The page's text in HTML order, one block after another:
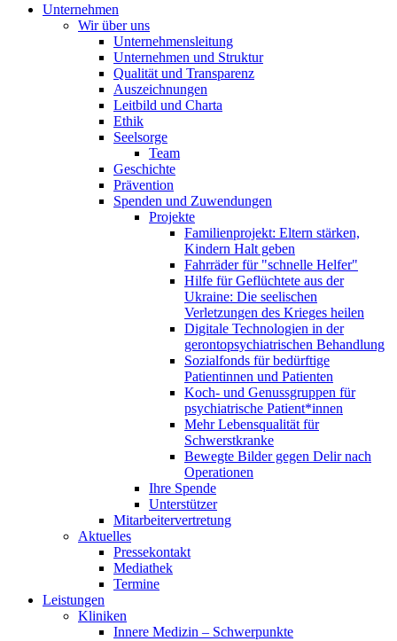
Unternehmen
Wir über uns
Unternehmensleitung
Unternehmen und Struktur
Qualität und Transparenz
Auszeichnungen
Leitbild und Charta
Ethik
Seelsorge
Team
Geschichte
Prävention
Spenden und Zuwendungen
Projekte
Familienprojekt: Eltern stärken,
Kindern Halt geben
Fahrräder für "schnelle Helfer"
Hilfe für Geflüchtete aus der
Ukraine: Die seelischen
Verletzungen des Krieges heilen
Digitale Technologien in der
gerontopsychiatrischen Behandlung
Sozialfonds für bedürftige
Patientinnen und Patienten
Koch- und Genussgruppen für
psychiatrische Patient*innen
Mehr Lebensqualität für
Schwerstkranke
Bewegte Bilder gegen Delir nach
Operationen
Ihre Spende
Unterstützer
Mitarbeitervertretung
Aktuelles
Pressekontakt
Mediathek
Termine
Leistungen
Kliniken
Innere Medizin – Schwerpunkte